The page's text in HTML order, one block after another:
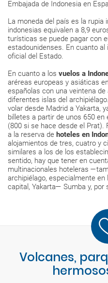
Embajada de Indonesia en
La moneda del país es la rupia
indonesias equivalen a 8,9
turísticas se puede pagar con
estadounidenses. En cuanto al
oficial del Estado.
En cuanto a los vuelos a
aréreas europeas y asiáticas
españolas con una veintena
diferentes islas del
volar desde Madrid a Yakarta,
billetes a partir de unos 650
(800 si se hace desde el Prat).
a la reserva de hoteles en
alojamientos de tres, cuatro y
similares a los de los
sentido, hay que tener en
multinacionales hoteleras
archipiélago, especialmente
capital, Yakarta— Sumba y, por
Volcanes,